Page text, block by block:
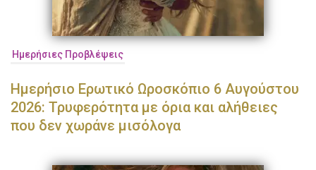
Ημερήσιες Προβλέψεις
Ημερήσιο Ερωτικό Ωροσκόπιο 6 Αυγούστου
2026: Τρυφερότητα με όρια και αλήθειες
που δεν χωράνε μισόλογα